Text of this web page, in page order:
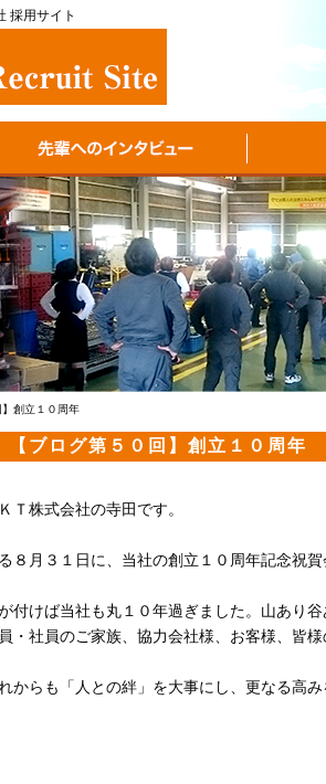
採用サイト
創立１０周年
【ブログ第５０回】創立１０周年
Ｔ株式会社の寺田です。
８月３１日に、当社の創立１０周年記念祝賀
付けば当社も丸１０年過ぎました。山あり谷
・社員のご家族、協力会社様、お客様、皆
からも「人との絆」を大事にし、更なる高